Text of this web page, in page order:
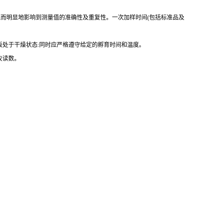
明显地影响到测量值的准确性及重复性。 一次加样时间 (包括标准品及
处于干燥状态: 同时应严格遵守给定的孵育时间和温度。
数。